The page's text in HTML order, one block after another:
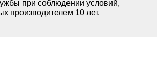
при соблюдении условий,
производителем 10 лет.